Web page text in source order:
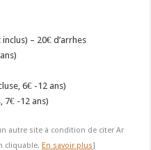
– 20€ d’arrhes
6€ -12 ans)
7€ -12 ans)
autre site à condition de citer Ar
cliquable. En savoir plus]